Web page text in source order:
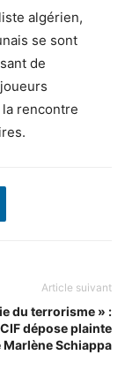
algérien,
se sont
de
oueurs
la rencontre
Article suivant
du terrorisme » :
dépose plainte
Schiappa